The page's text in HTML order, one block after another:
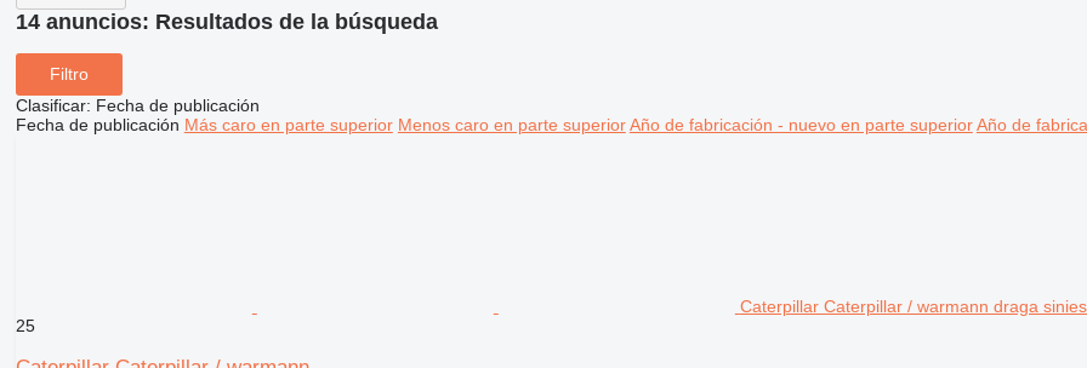
14 anuncios: Resultados de la búsqueda
Filtro
Clasificar: Fecha de publicación
Fecha de publicación Más caro en parte superior Menos caro en parte superior Año de fabricación - nuevo en parte superior Año de
Caterpillar Caterpillar / warmann draga
25